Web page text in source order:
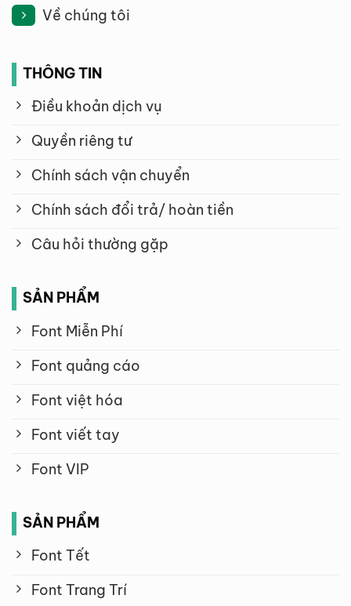
Về chúng tôi
THÔNG TIN
Điều khoản dịch vụ
Quyền riêng tư
Chính sách vận chuyển
Chính sách đổi trả/ hoàn tiền
Câu hỏi thường gặp
SẢN PHẨM
Font Miễn Phí
Font quảng cáo
Font việt hóa
Font viết tay
Font VIP
SẢN PHẨM
Font Tết
Font Trang Trí